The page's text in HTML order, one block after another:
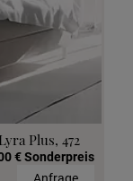
Plus, 472
€ Sonderpreis
Anfrage